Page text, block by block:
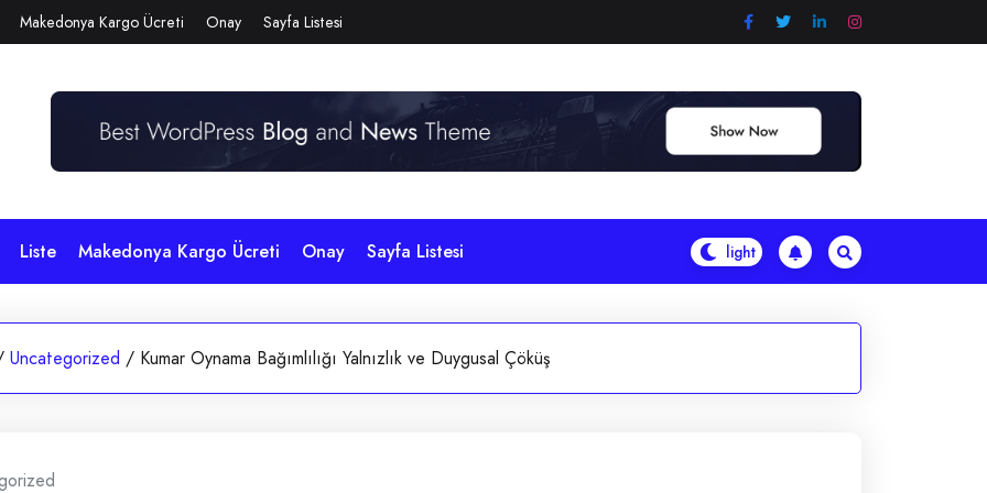
Makedonya Kargo Ücreti Onay Sayfa Listesi
Liste Makedonya Kargo Ücreti Onay Sayfa Listesi
Uncategorized / Kumar Oynama Bağımlılığı Yalnızlık ve Duygusal Çöküş